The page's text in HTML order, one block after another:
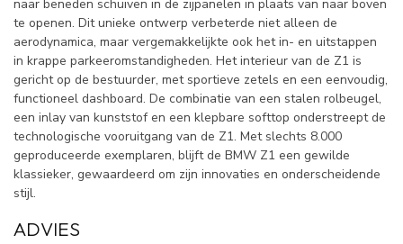
naar beneden schuiven in de zijpanelen in plaats van naar boven
te openen. Dit unieke ontwerp verbeterde niet alleen de
aerodynamica, maar vergemakkelijkte ook het in- en uitstappen
in krappe parkeeromstandigheden. Het interieur van de Z1 is
gericht op de bestuurder, met sportieve zetels en een eenvoudig,
functioneel dashboard. De combinatie van een stalen rolbeugel,
een inlay van kunststof en een klepbare softtop onderstreept de
technologische vooruitgang van de Z1. Met slechts 8.000
geproduceerde exemplaren, blijft de BMW Z1 een gewilde
klassieker, gewaardeerd om zijn innovaties en onderscheidende
stijl.
ADVIES